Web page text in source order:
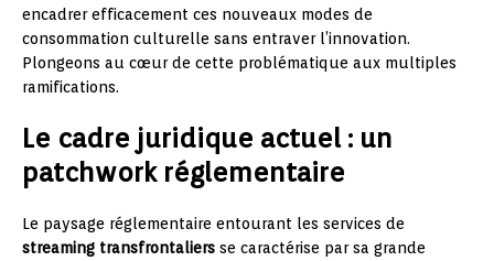
encadrer efficacement ces nouveaux modes de
consommation culturelle sans entraver l’innovation.
Plongeons au cœur de cette problématique aux multiples
ramifications.
Le cadre juridique actuel : un
patchwork réglementaire
Le paysage réglementaire entourant les services de
streaming transfrontaliers se caractérise par sa grande